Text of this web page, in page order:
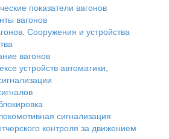
показатели вагонов
вагонов
Сооружения и устройства
вагонов
устройств автоматики,
сигнализация
контроля за движением